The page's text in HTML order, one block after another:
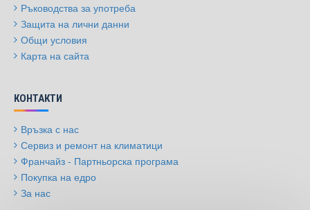
Ръководства за употреба
Защита на лични данни
Общи условия
Карта на сайта
КОНТАКТИ
Връзка с нас
Сервиз и ремонт на климатици
Франчайз - Партньорска програма
Покупка на едро
За нас